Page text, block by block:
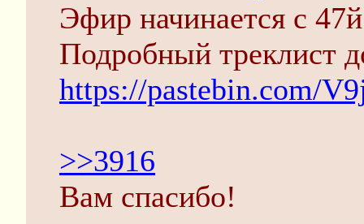
Эфир начинается с
Подробный треклист
https://pastebin.com/
>>3916
Вам спасибо!